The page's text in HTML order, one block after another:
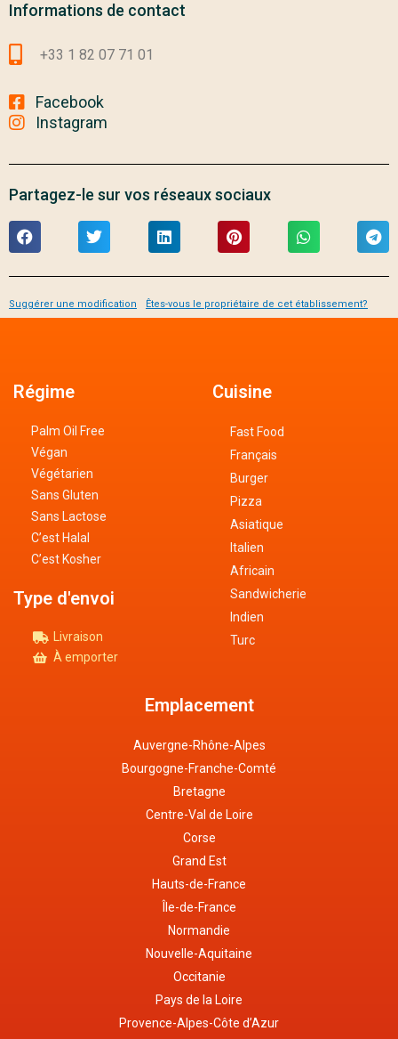
Informations de contact
+33 1 82 07 71 01
Facebook
Instagram
Partagez-le sur vos réseaux sociaux
Suggérer une modification Êtes-vous le propriétaire de cet établissement?
Emplacement
Auvergne-Rhône-Alpes
Bourgogne-Franche-Comté
Bretagne
Centre-Val de Loire
Corse
Grand Est
Hauts-de-France
Île-de-France
Normandie
Nouvelle-Aquitaine
Occitanie
Pays de la Loire
Provence-Alpes-Côte d’Azur
Cuisine
Fast Food
Français
Burger
Pizza
Asiatique
Italien
Africain
Sandwicherie
Indien
Turc
Régime
Palm Oil Free
Végan
Végétarien
Sans Gluten
Sans Lactose
C’est Halal
C’est Kosher
Type d'envoi
Livraison
À emporter